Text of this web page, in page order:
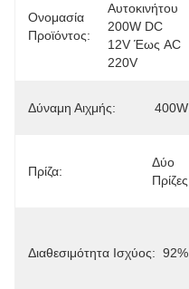
Ονομασία
Προϊόντος:
Αυτοκινήτου
200W DC
12V Έως AC
220V
Δύναμη Αιχμής: 400W
Πρίζα:
Δύο
Πρίζες
Διαθεσιμότητα Ισχύος: 92%